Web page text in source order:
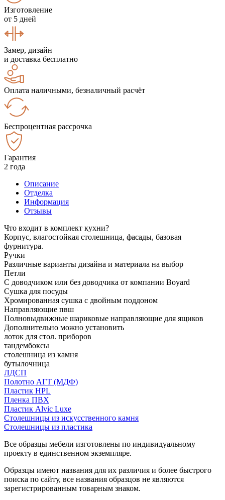
Изготовление
от 5 дней
Замер, дизайн
и доставка бесплатно
Оплата наличными, безналичный расчёт
Беспроцентная рассрочка
Гарантия
2 года
Описание
Отделка
Информация
Отзывы
Что входит в комплект кухни?
Корпус, влагостойкая столешница, фасады, базовая
фурнитура.
Ручки
Различные варианты дизайна и материала на выбор
Петли
С доводчиком или без доводчика от компании Boyard
Сушка для посуды
Хромированная сушка с двойным поддоном
Направляющие пвш
Полновыдвижные шариковые направляющие для ящиков
Дополнительно можно установить
лоток для стол. приборов
тандембоксы
столешница из камня
бутылочница
ЛДСП
Полотно АГТ (МДФ)
Пластик HPL
Пленка ПВХ
Пластик Alvic Luxe
Столешницы из искусственного камня
Столешницы из пластика
Все образцы мебели изготовлены по индивидуальному
проекту в единственном экземпляре.
Образцы имеют названия для их различия и более быстрого
поиска по сайту, все названия образцов не являются
зарегистрированным товарным знаком.